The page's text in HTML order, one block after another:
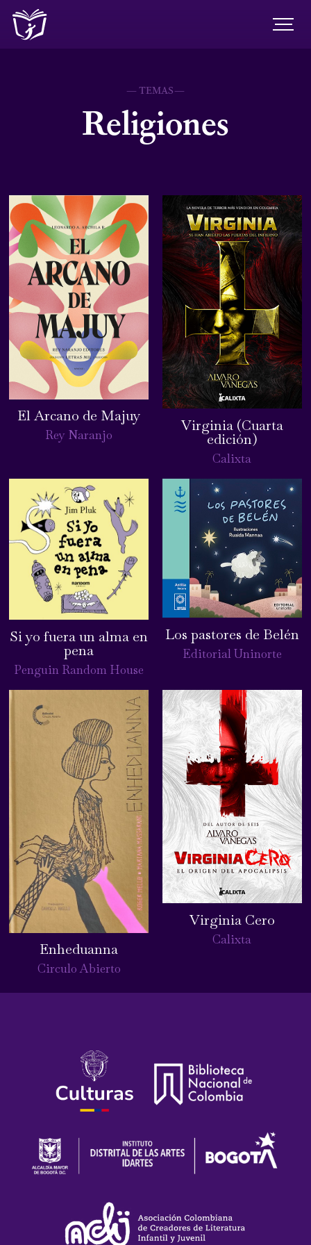
— TEMAS—
Religiones
El Arcano de Majuy
Rey Naranjo
Virginia (Cuarta
edición)
Calixta
Si yo fuera un alma en
pena
Penguin Random House
Los pastores de Belén
Editorial Uninorte
Enheduanna
Circulo Abierto
Virginia Cero
Calixta